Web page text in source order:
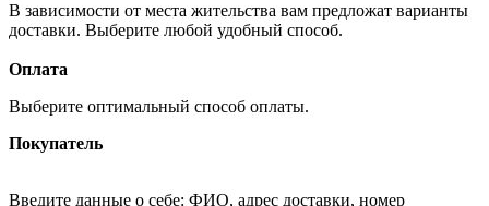
В зависимости от места жительства вам предложат варианты
доставки. Выберите любой удобный способ.
Оплата
Выберите оптимальный способ оплаты.
Покупатель
Введите данные о себе: ФИО, адрес доставки, номер